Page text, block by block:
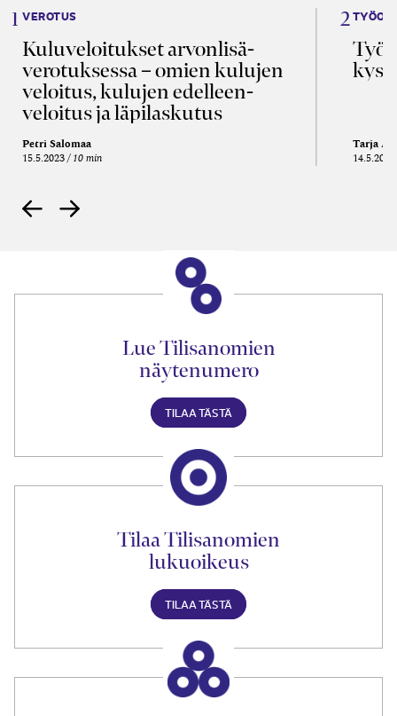
VEROTUS
Kulu­veloitukset arvon­lisä­
verotuksessa – omien kulujen
veloitus, kulujen edelleen­
veloitus ja läpi­laskutus
Petri Salomaa
15.5.2023 10 min
Tarja
14.5.2021
Lue Tilisanomien
näytenumero
TILAA TÄSTÄ
Tilaa Tilisanomien
lukuoikeus
TILAA TÄSTÄ